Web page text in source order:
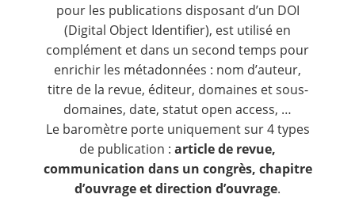
pour les publications disposant d’un DOI
(Digital Object Identifier), est utilisé en
complément et dans un second temps pour
enrichir les métadonnées : nom d’auteur,
titre de la revue, éditeur, domaines et sous-
domaines, date, statut open access, …
Le baromètre porte uniquement sur 4 types
de publication : article de revue,
communication dans un congrès, chapitre
d’ouvrage et direction d’ouvrage.